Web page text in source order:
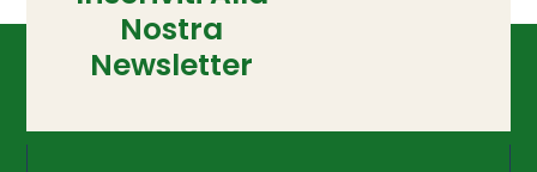
Nostra
Newsletter